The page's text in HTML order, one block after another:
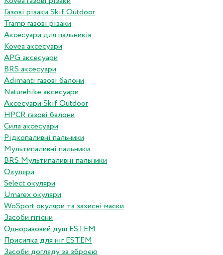
Газові різаки Skif Outdoor
Tramp газові різаки
Аксесуари для пальників
Kovea аксесуари
APG аксесуари
BRS аксесуари
Adimanti газові балони
Naturehike аксесуари
Аксесуари Skif Outdoor
HPCR газові балони
Сила аксесуари
Рідкопаливні пальники
Мультипаливні пальники
BRS Мультипаливні пальники
Окуляри
Select окуляри
Umarex окуляри
WoSport окуляри та захисні маски
Засоби гігієни
Одноразовий душ ESTEM
Присипка для ніг ESTEM
Засоби догляду за зброєю